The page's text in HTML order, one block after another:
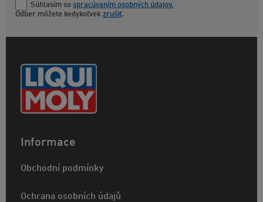
Súhlasím so spracúvaním osobných údajov.
Odber môžete kedykoľvek zrušiť.
Informace
Obchodní podmínky
Ochrana osobních údajů